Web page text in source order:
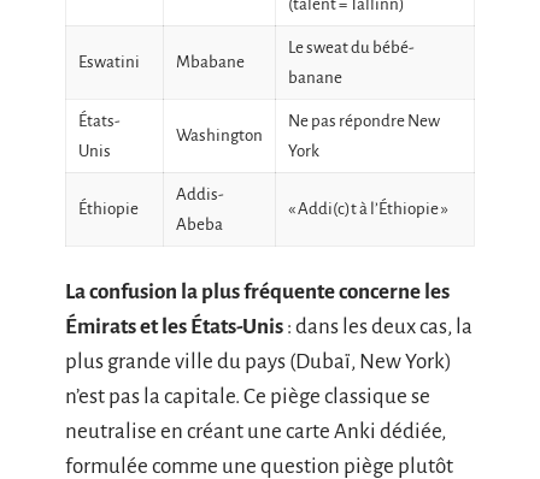
(talent = Tallinn)
Eswatini Mbabane
Le sweat du bébé-
banane
États-
Unis
Washington
Ne pas répondre New
York
Éthiopie
Addis-
Abeba
« Addi(c)t à l’Éthiopie »
La confusion la plus fréquente concerne les
Émirats et les États-Unis : dans les deux cas, la
plus grande ville du pays (Dubaï, New York)
n’est pas la capitale. Ce piège classique se
neutralise en créant une carte Anki dédiée,
formulée comme une question piège plutôt